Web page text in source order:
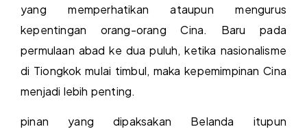
yang memperhatikan ataupun mengurus
kepentingan orang-orang Cina. Baru pada
permulaan abad ke dua puluh, ketika nasionalisme
di Tiongkok mulai timbul, maka kepemimpinan Cina
menjadi lebih penting.
pinan yang dipaksakan Belanda itupun